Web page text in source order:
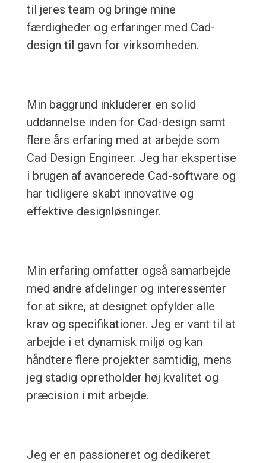
til jeres team og bringe mine
færdigheder og erfaringer med Cad-
design til gavn for virksomheden.
Min baggrund inkluderer en solid
uddannelse inden for Cad-design samt
flere års erfaring med at arbejde som
Cad Design Engineer. Jeg har ekspertise
i brugen af avancerede Cad-software og
har tidligere skabt innovative og
effektive designløsninger.
Min erfaring omfatter også samarbejde
med andre afdelinger og interessenter
for at sikre, at designet opfylder alle
krav og specifikationer. Jeg er vant til at
arbejde i et dynamisk miljø og kan
håndtere flere projekter samtidig, mens
jeg stadig opretholder høj kvalitet og
præcision i mit arbejde.
Jeg er en passioneret og dedikeret